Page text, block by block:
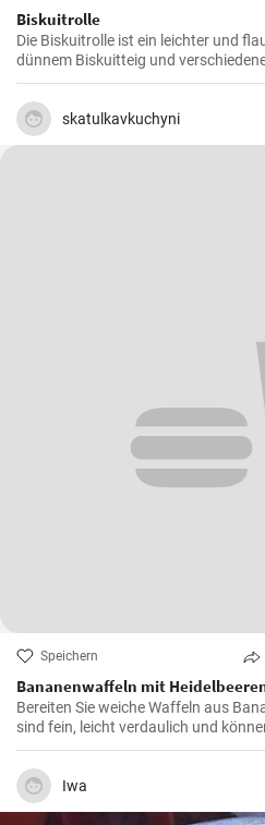
Biskuitrolle
Die Biskuitrolle ist ein leichter und
dünnem Biskuitteig und
skatulkavkuchyni
Speichern
Bananenwaffeln mit
Bereiten Sie weiche Waffeln aus
sind fein, leicht verdaulich und
Heidelbeeren und Heidelbeersirup
Iwa